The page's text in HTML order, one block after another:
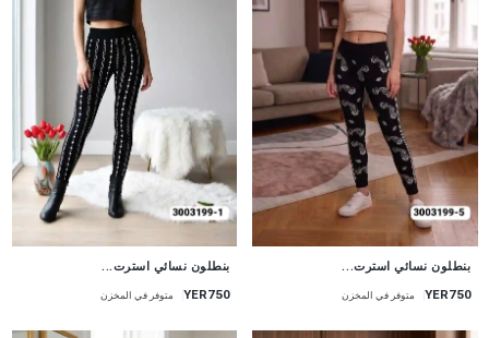
بنطلون نسائي استرت...
YER750 متوفر في المخزن
بنطلون نسائي استرت...
YER750 متوفر في المخزن